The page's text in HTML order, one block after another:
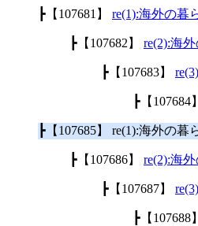
┣【107681】 re(1):海外の暮
┣【107682】 re(2):海
┣【107683】
┣【107684
┣【107685】 re(1):海外の暮
┣【107686】 re(2):海
┣【107687】
┣【107688